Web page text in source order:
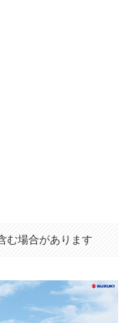
む場合があります